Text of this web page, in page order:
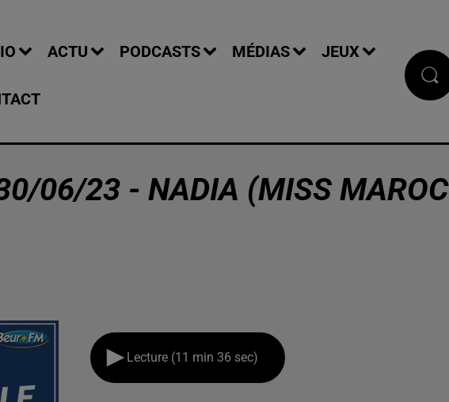
ACTU PODCASTS MÉDIAS JEUX
06/23 - NADIA (MISS MAROC
Lecture (11 min 36 sec)